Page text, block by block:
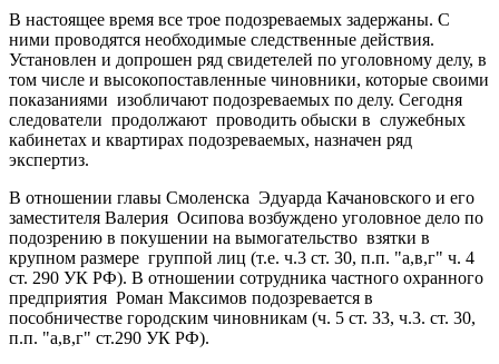
В настоящее время все трое подозреваемых задержаны. С
ними проводятся необходимые следственные действия.
Установлен и допрошен ряд свидетелей по уголовному делу, в
том числе и высокопоставленные чиновники, которые своими
показаниями изобличают подозреваемых по делу. Сегодня
следователи продолжают проводить обыски в служебных
кабинетах и квартирах подозреваемых, назначен ряд
экспертиз.
В отношении главы Смоленска Эдуарда Качановского и его
заместителя Валерия Осипова возбуждено уголовное дело по
подозрению в покушении на вымогательство взятки в
крупном размере группой лиц (т.е. ч.3 ст. 30, п.п. "а,в,г" ч. 4
ст. 290 УК РФ). В отношении сотрудника частного охранного
предприятия Роман Максимов подозревается в
пособничестве городским чиновникам (ч. 5 ст. 33, ч.3. ст. 30,
п.п. "а,в,г" ст.290 УК РФ).